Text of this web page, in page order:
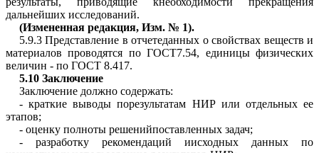
дальнейших исследований.
(Измененная редакция, Изм. № 1).
5.9.3 Представление в отчетеданных о свойствах веществ и
материалов проводятся поГОСТ7.54, единицы физических
величин - по ГОСТ 8.417.
5.10 Заключение
Заключение должно содержать:
- краткие выводы порезультатам НИР или отдельных ее
этапов;
- оценку полноты решенийпоставленных задач;
- разработку рекомендаций иисходных данных по